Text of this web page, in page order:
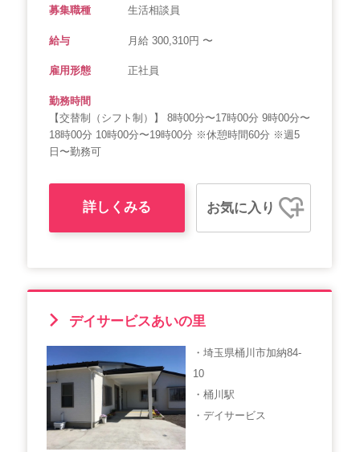
募集職種 生活相談員
給与 月給 300,310円 〜
雇用形態 正社員
勤務時間
【交替制（シフト制）】 8時00分〜17時00分 9時00分〜
18時00分 10時00分〜19時00分 ※休憩時間60分 ※週5
日〜勤務可
詳しくみる お気に入り
デイサービスあいの里
・埼玉県桶川市加納84-
10
・桶川駅
・デイサービス